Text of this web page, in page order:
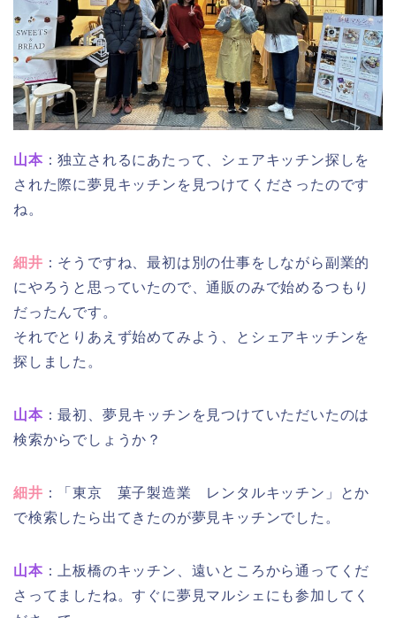
山本：独立されるにあたって、シェアキッチン探しを
された際に夢見キッチンを見つけてくださったのです
ね。
細井 ：そうですね、最初は別の仕事をしながら副業的
にやろうと思っていたので、通販のみで始めるつもり
だったんです。
それでとりあえず始めてみよう、とシェアキッチンを
探しました。
山本：最初、夢見キッチンを見つけていただいたのは
検索からでしょうか？
細井 ：「東京 菓子製造業 レンタルキッチン」とか
で検索したら出てきたのが夢見キッチンでした。
山本：上板橋のキッチン、遠いところから通ってくだ
さってましたね。すぐに夢見マルシェにも参加してく